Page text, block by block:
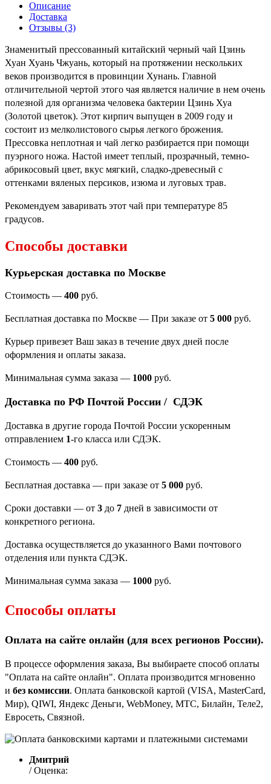
Описание
Доставка
Отзывы (3)
Знаменитый прессованный китайский черный чай Цзинь
Хуан Хуань Чжуань, который на протяжении нескольких
веков производится в провинции Хунань. Главной
отличительной чертой этого чая является наличие в нем очень
полезной для организма человека бактерии Цзинь Хуа
(Золотой цветок). Этот кирпич выпущен в 2009 году и
состоит из мелколистового сырья легкого брожения.
Прессовка неплотная и чай легко разбирается при помощи
пуэрного ножа. Настой имеет теплый, прозрачный, темно-
абрикосовый цвет, вкус мягкий, сладко-древесный с
оттенками вяленых персиков, изюма и луговых трав.
Рекомендуем заваривать этот чай при температуре 85
градусов.
Способы доставки
Курьерская доставка по Москве
Стоимость — 400 руб.
Бесплатная доставка по Москве — При заказе от 5 000 руб.
Курьер привезет Ваш заказ в течение двух дней после
оформления и оплаты заказа.
Минимальная сумма заказа — 1000 руб.
Доставка по РФ Почтой России / СДЭК
Доставка в другие города Почтой России ускоренным
отправлением 1-го класса или СДЭК.
Стоимость — 400 руб.
Бесплатная доставка — при заказе от 5 000 руб.
Сроки доставки — от 3 до 7 дней в зависимости от
конкретного региона.
Доставка осуществляется до указанного Вами почтового
отделения или пункта СДЭК.
Минимальная сумма заказа — 1000 руб.
Способы оплаты
Оплата на сайте онлайн (для всех регионов России).
В процессе оформления заказа, Вы выбираете способ оплаты
"Оплата на сайте онлайн". Оплата производится мгновенно
и без комиссии. Оплата банковской картой (VISA, MasterCard,
Мир), QIWI, Яндекс Деньги, WebMoney, МТС, Билайн, Теле2,
Евросеть, Связной.
Дмитрий
/ Оценка: